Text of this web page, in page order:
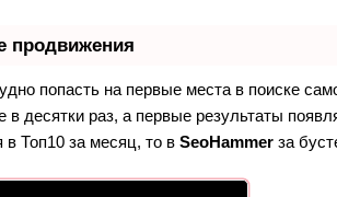
продвижения
попасть на первые места в поиске
в десятки раз, а первые результаты
в Топ10 за месяц, то вSeoHammer за